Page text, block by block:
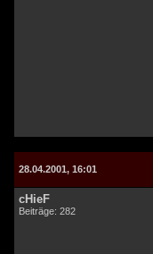
28.04.2001, 16:01
cHieF
Beiträge: 282